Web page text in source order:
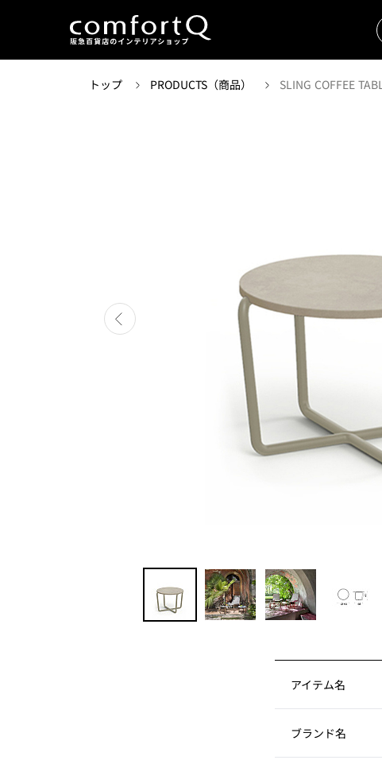
トップ PRODUCTS（商品） SLING COFFEE
アイテム名
ブランド名